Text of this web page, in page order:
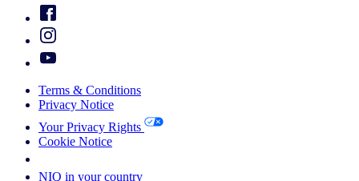
Terms & Conditions
Privacy Notice
Your Privacy Rights
Cookie Notice
NIQ in your country